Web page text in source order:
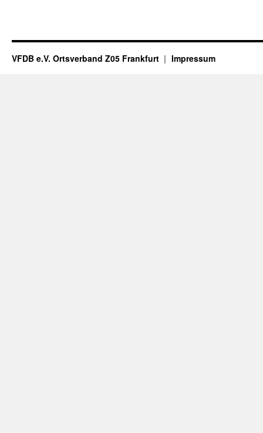
VFDB e.V. Ortsverband Z05 Frankfurt Impressum